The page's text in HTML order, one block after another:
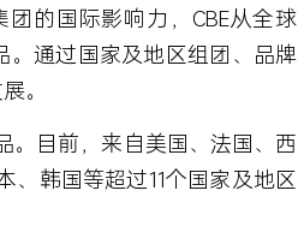
的国际影响力，CBE从全球
。通过国家及地区组团、品牌
。
。目前，来自美国、法国、西
、韩国等超过11个国家及地区